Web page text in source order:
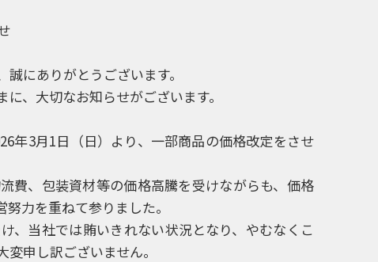
にありがとうございます。
、大切なお知らせがございます。
年3月1日（日）より、一部商品の価格改定をさせ
費、包装資材等の価格高騰を受けながらも、価格
力を重ねて参りました。
、当社では賄いきれない状況となり、やむなくこ
申し訳ございません。